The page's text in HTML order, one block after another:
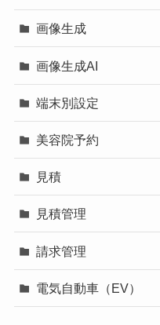
画像生成
画像生成AI
端末別設定
美容院予約
見積
見積管理
請求管理
電気自動車（EV）